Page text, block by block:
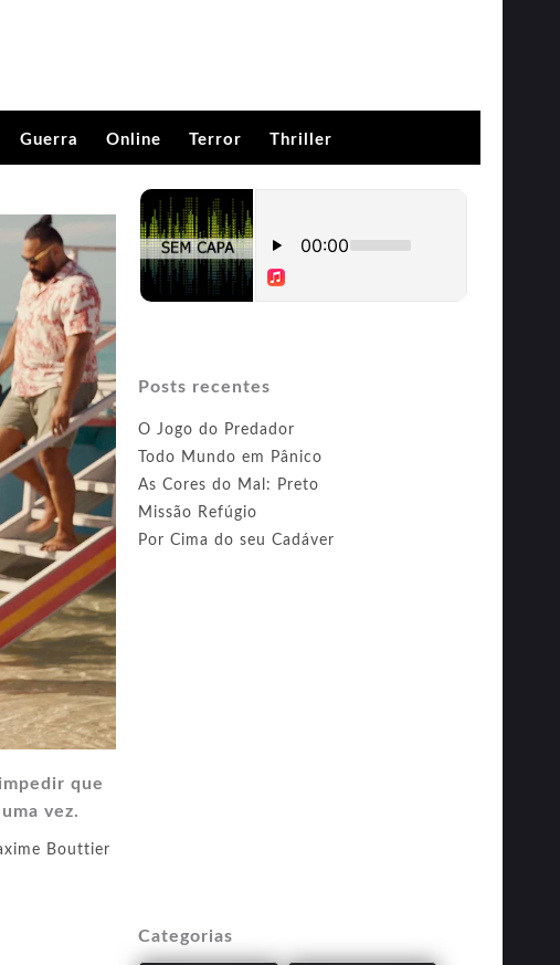
Guerra Online Terror Thriller
que
vez.
Bouttier
Posts recentes
O Jogo do Predador
Todo Mundo em Pânico
As Cores do Mal: Preto
Missão Refúgio
Por Cima do seu Cadáver
Categorias